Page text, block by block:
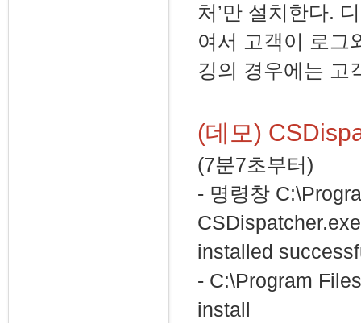
처’만 설치한다.
여서 고객이 로그
깅의 경우에는 고
(데모)
(7분7초부터)
- 명령창
installed
- C:\Program
install